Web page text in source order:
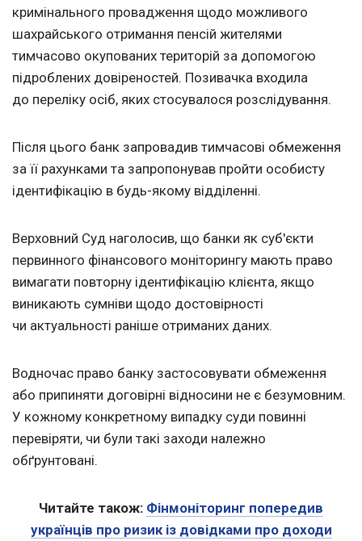
кримінального провадження щодо можливого
шахрайського отримання пенсій жителями
тимчасово окупованих територій за допомогою
підроблених довіреностей. Позивачка входила
до переліку осіб, яких стосувалося розслідування.
Після цього банк запровадив тимчасові обмеження
за її рахунками та запропонував пройти особисту
ідентифікацію в будь-якому відділенні.
Верховний Суд наголосив, що банки як суб'єкти
первинного фінансового моніторингу мають право
вимагати повторну ідентифікацію клієнта, якщо
виникають сумніви щодо достовірності
чи актуальності раніше отриманих даних.
Водночас право банку застосовувати обмеження
або припиняти договірні відносини не є безумовним.
У кожному конкретному випадку суди повинні
перевіряти, чи були такі заходи належно
обґрунтовані.
Читайте також: Фінмоніторинг попередив
українців про ризик із довідками про доходи